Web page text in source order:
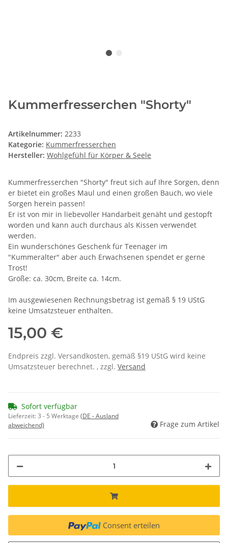
Kummerfresserchen "Shorty"
Artikelnummer: 2233
Kategorie: Kummerfresserchen
Hersteller: Wohlgefühl für Körper & Seele
Kummerfresserchen "Shorty" freut sich auf Ihre Sorgen, denn
er bietet ein großes Maul und einen großen Bauch, wo viele
Sorgen herein passen!
Er ist von mir in liebevoller Handarbeit genäht und gestopft
worden und kann auch durchaus als Kissen verwendet
werden.
Ein wunderschönes Geschenk für Teenager im
"Kummeralter" aber auch Erwachsenen spendet er gerne
Trost!
Größe: ca. 30cm, Breite ca. 14cm.
Im ausgewiesenen Rechnungsbetrag ist gemäß § 19 UStG
keine Umsatzsteuer enthalten.
15,00 €
Endpreis zzgl. Versandkosten, gemäß §19 UStG wird keine
Umsatzsteuer berechnet. , zzgl. Versand
Sofort verfügbar
Lieferzeit:3 - 5 Werktage (DE - Ausland
abweichend)
Frage zum Artikel
Consent erteilen